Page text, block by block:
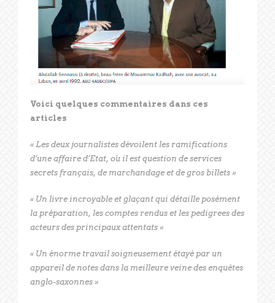
Voici quelques commentaires dans ces
articles
« Les deux journalistes dévoilent les ramifications
d’une affaire d’Etat, où il est question de services
secrets français, de marchandage et de gros billets »
« Un livre incroyable et glaçant qui détaille posément
la préparation, les comptes rendus et les pedigrees des
acteurs des principaux attentats »
« Un énorme travail soigneusement étayé par un
appareil de notes dans la meilleure veine des enquêtes
anglo-saxonnes »